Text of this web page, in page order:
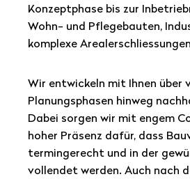
Konzeptphase bis zur
Wohn- und Pflegebauten,
komplexe Arealerschliessungen
Wir entwickeln mit Ihnen über
Planungsphasen hinweg
Dabei sorgen wir mit engem
hoher Präsenz dafür, dass
termingerecht und in der
vollendet werden. Auch nach